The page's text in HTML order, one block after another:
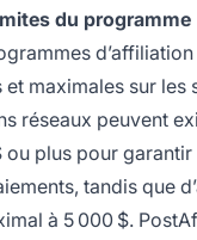
du programme
et maximales sur les
réseaux peuvent
ou plus pour garantir
tandis que
à 5 000 $.